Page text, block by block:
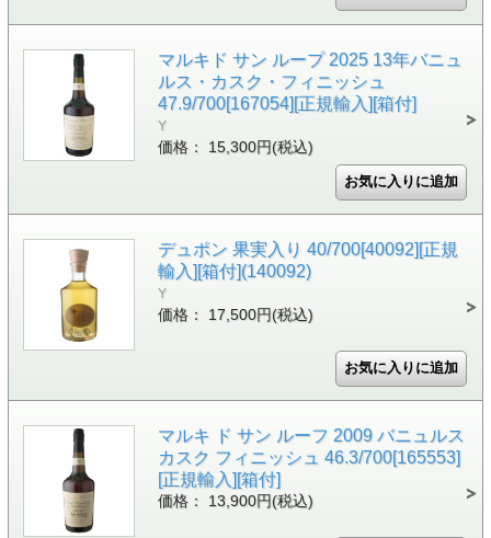
マルキド サン ループ 2025 13年バニュ
ルス・カスク・フィニッシュ
47.9/700[167054][正規輸入][箱付]
Y
価格： 15,300円(税込)
デュポン 果実入り 40/700[40092][正規
輸入][箱付](140092)
Y
価格： 17,500円(税込)
マルキ ド サン ルーフ 2009 バニュルス
カスク フィニッシュ 46.3/700[165553]
[正規輸入][箱付]
価格： 13,900円(税込)